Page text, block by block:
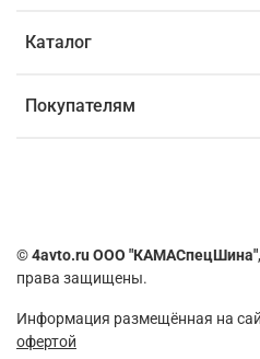
Каталог
Покупателям
©4avto.ru ООО "КАМАСпецШина"
права защищены.
Информация размещённая на
офертой